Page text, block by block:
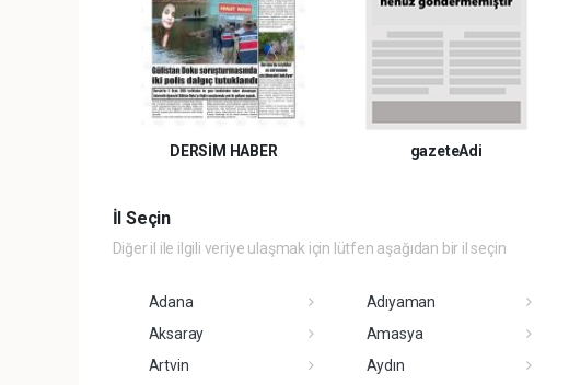
DERSİM HABER gazeteAdi
İl Seçin
Diğer il ile ilgili veriye ulaşmak için lütfen aşağıdan bir il seçin
Adana Adıyaman
Aksaray
Amasya
Artvin
Aydın